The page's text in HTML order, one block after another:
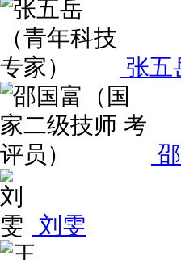
张五
刘雯